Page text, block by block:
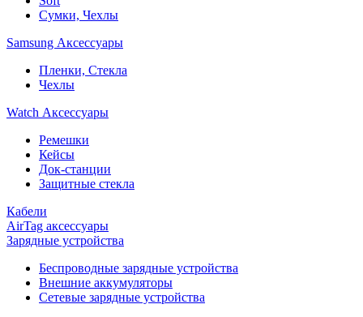
Сумки, Чехлы
Samsung Аксессуары
Пленки, Стекла
Чехлы
Watch Аксессуары
Ремешки
Кейсы
Док-станции
Защитные стекла
Кабели
AirTag аксессуары
Зарядные устройства
Беспроводные зарядные устройства
Внешние аккумуляторы
Сетевые зарядные устройства